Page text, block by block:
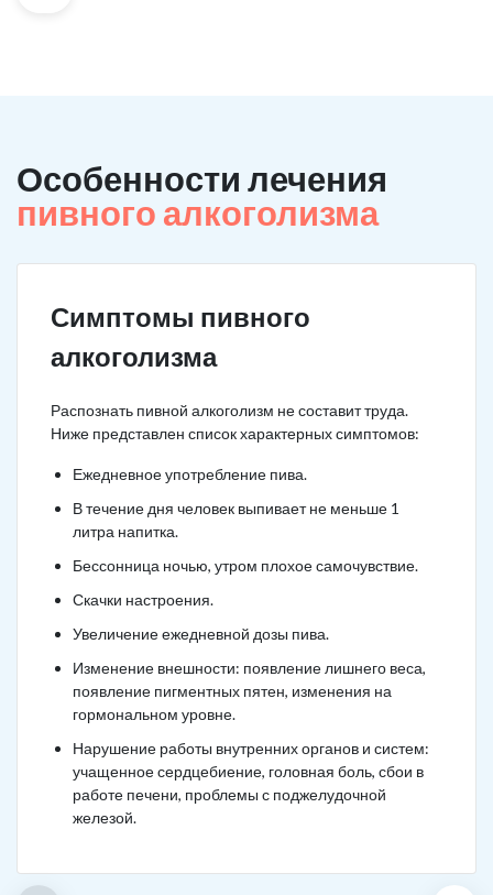
Особенности лечения
пивного алкоголизма
Симптомы пивного
алкоголизма
Распознать пивной алкоголизм не составит труда.
Ниже представлен список характерных симптомов:
Ежедневное употребление пива.
В течение дня человек выпивает не меньше 1
литра напитка.
Бессонница ночью, утром плохое самочувствие.
Скачки настроения.
Увеличение ежедневной дозы пива.
Изменение внешности: появление лишнего веса,
появление пигментных пятен, изменения на
гормональном уровне.
Нарушение работы внутренних органов и систем:
учащенное сердцебиение, головная боль, сбои в
работе печени, проблемы с поджелудочной
железой.